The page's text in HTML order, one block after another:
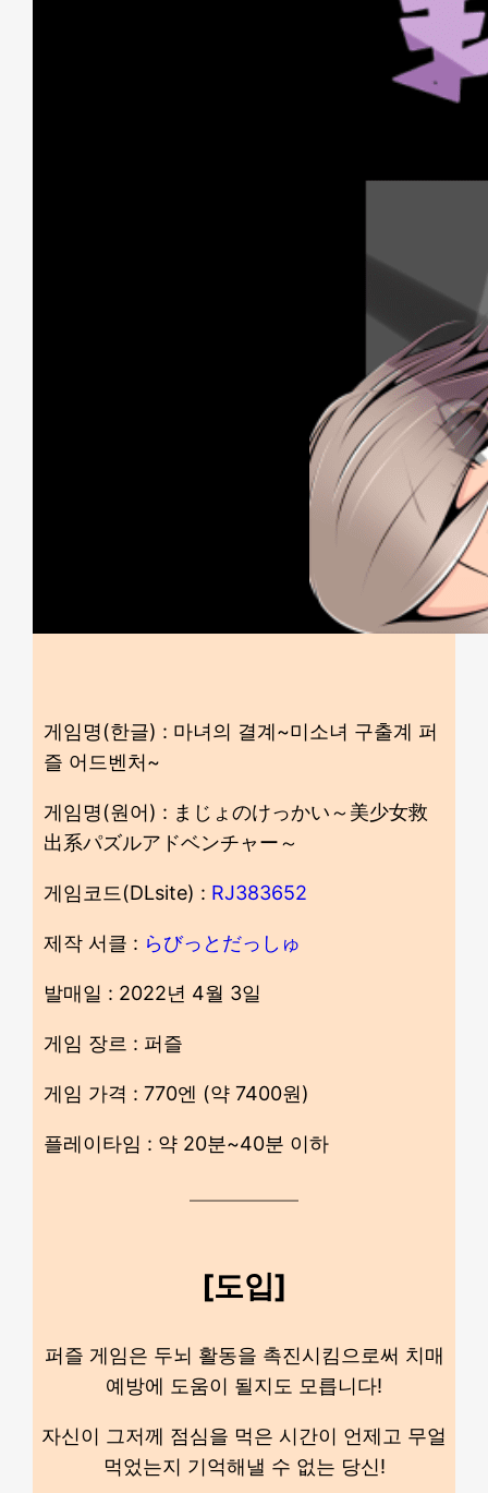
게임명(한글) : 마녀의 결계~미소녀 구출계 퍼
즐 어드벤처~
게임명(원어) : まじょのけっかい～美少女救
出系パズルアドベンチャー～
게임코드(DLsite) : RJ383652
제작 서클 : らびっとだっしゅ
발매일 : 2022년 4월 3일
게임 장르 : 퍼즐
게임 가격 : 770엔 (약 7400원)
플레이타임 : 약 20분~40분 이하
[도입]
퍼즐 게임은 두뇌 활동을 촉진시킴으로써 치매
예방에 도움이 될지도 모릅니다!
자신이 그저께 점심을 먹은 시간이 언제고 무얼
먹었는지 기억해낼 수 없는 당신!